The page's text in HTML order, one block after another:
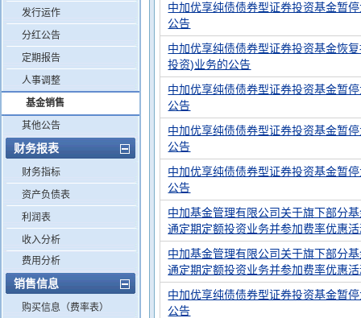
发行运作
分红公告
定期报告
人事调整
基金销售
其他公告
财务报表
财务指标
资产负债表
利润表
收入分析
费用分析
销售信息
购买信息（费率表）
中加优享纯债债券型证券投资基金暂
公告
中加优享纯债债券型证券投资基金恢
投资)业务的公告
中加优享纯债债券型证券投资基金暂
公告
中加优享纯债债券型证券投资基金暂
公告
中加优享纯债债券型证券投资基金暂
公告
中加基金管理有限公司关于旗下部分
通定期定额投资业务并参加费率优惠
中加基金管理有限公司关于旗下部分
通定期定额投资业务并参加费率优惠
中加优享纯债债券型证券投资基金暂
公告